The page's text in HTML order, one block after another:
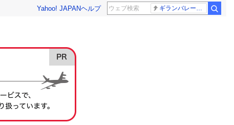
Yahoo! JAPANヘルプ ギランバレー症候群